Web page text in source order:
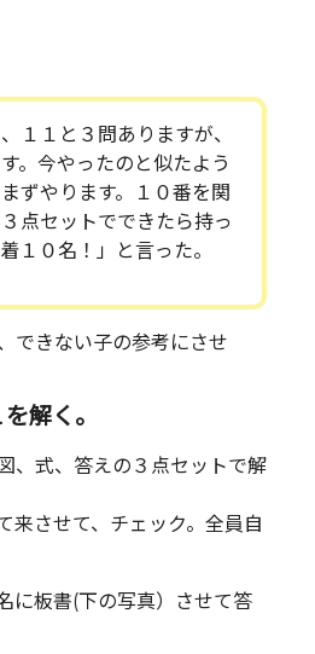
１１と３問ありますが、
。今やったのと似たよう
ずやります。１０番を関
点セットでできたら持っ
１０名！」と言った。
できない子の参考にさせ
解く。
式、答えの３点セットで解
来させて、チェック。全員自
に板書(下の写真）させて答